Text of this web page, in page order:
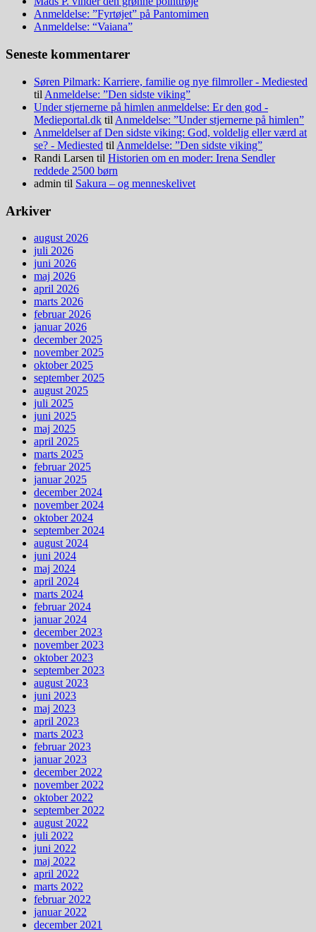
Anmeldelse: ”Fyrtøjet” på Pantomimen
Anmeldelse: “Vaiana”
Seneste kommentarer
Søren Pilmark: Karriere, familie og nye filmroller - Mediested
til Anmeldelse: ”Den sidste viking”
Under stjernerne på himlen anmeldelse: Er den god -
Medieportal.dk til Anmeldelse: ”Under stjernerne på himlen”
Anmeldelser af Den sidste viking: God, voldelig eller værd at
se? - Mediested til Anmeldelse: ”Den sidste viking”
Randi Larsen til Historien om en moder: Irena Sendler
reddede 2500 børn
admin til Sakura – og menneskelivet
Arkiver
august 2026
juli 2026
juni 2026
maj 2026
april 2026
marts 2026
februar 2026
januar 2026
december 2025
november 2025
oktober 2025
september 2025
august 2025
juli 2025
juni 2025
maj 2025
april 2025
marts 2025
februar 2025
januar 2025
december 2024
november 2024
oktober 2024
september 2024
august 2024
juni 2024
maj 2024
april 2024
marts 2024
februar 2024
januar 2024
december 2023
november 2023
oktober 2023
september 2023
august 2023
juni 2023
maj 2023
april 2023
marts 2023
februar 2023
januar 2023
december 2022
november 2022
oktober 2022
september 2022
august 2022
juli 2022
juni 2022
maj 2022
april 2022
marts 2022
februar 2022
januar 2022
december 2021